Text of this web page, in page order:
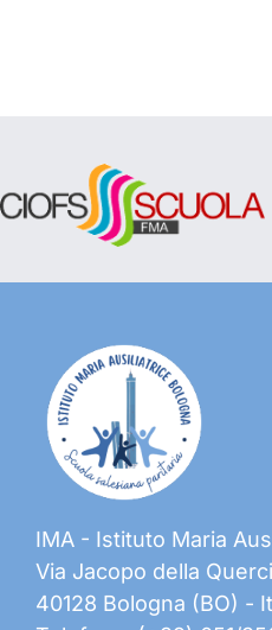
IMA - Istituto Maria
Via Jacopo della
40128 Bologna (BO) -